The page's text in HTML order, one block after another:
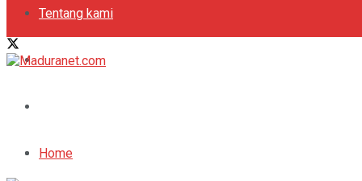
Tentang kami
Kebijakan Privasi
Periklanan
Home